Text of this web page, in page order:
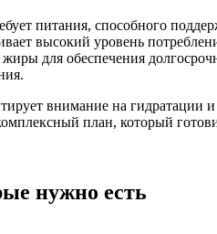
питания, способного
высокий уровень
для обеспечения
внимание на гидратации
план, который
нужно есть